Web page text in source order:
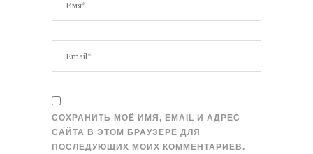
СОХРАНИТЬ МОЁ ИМЯ, EMAIL И АДРЕС
САЙТА В ЭТОМ БРАУЗЕРЕ ДЛЯ
ПОСЛЕДУЮЩИХ МОИХ КОММЕНТАРИЕВ.